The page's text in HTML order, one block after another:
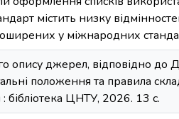
містить низку
у міжнародних
опису джерел, відповідно
положення та правила
ЦНТУ, 2026. 13 с.